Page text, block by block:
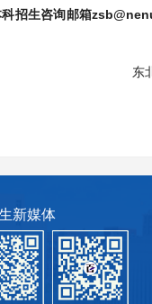
招生咨询邮箱
东
新媒体